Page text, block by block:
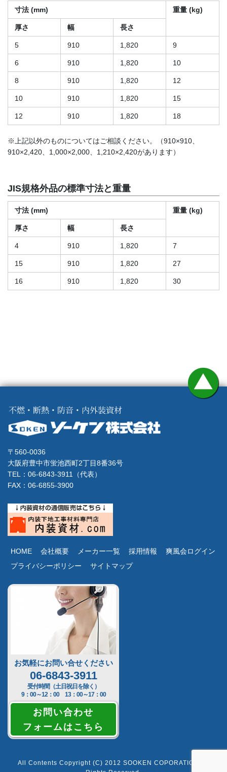
寸法 (mm) 重量 (kg)
厚さ 幅 長さ
5 910 1,820 9
6 910 1,820 10
8 910 1,820 12
10 910 1,820 15
12 910 1,820 18
※上記以外のものについてはご相談ください。（910×910、
910×2,420、1,000×2,000、1,210×2,420があります）
JIS規格外品の標準寸法と重量
寸法 (mm) 重量 (kg)
厚さ 幅 長さ
4 910 1,820 7
15 910 1,820 27
16 910 1,820 30
〒560-0036
大阪府豊中市蛍池西町2丁目8番36号
TEL：06-6843-3911（代表）
FAX：06-6855-3900
HOME 会社概要 メーカー一覧 採用情報
爽風会ログイン
プライバシーポリシー
サイトマップ
お気軽にお問い合せください
06-6843-3911
受付時間（土日祝日を除く）
9：00～12：00 13：00～17：00
お問い合わせ
フォームはこちら
All Contents Copyright (C) 2012 SOOKEN COPORATION All